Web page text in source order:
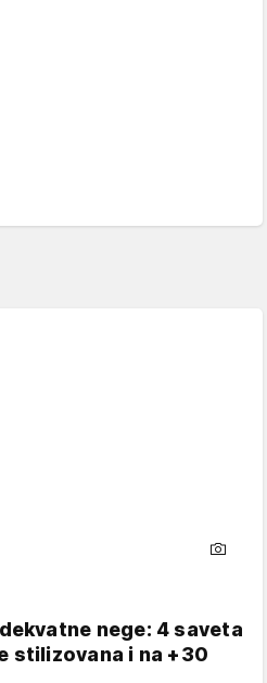
nege: 4 saveta
stilizovana i na +30